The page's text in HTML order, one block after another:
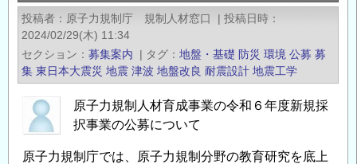
学
院
理
工
学
研
科
投稿者 原子力規制庁 規制人材窓口 | 投稿日時
2024/02/29(木) 11:34
セクション
募集案内 | タグ 地盤・基礎 防災 環境 公募 募
集 東日本大震災 地震 津波 地盤改良 耐震設計 地震工学
原子力規制人材育成事業の令和６年度新規採
択事業の公募について
原子力規制庁では、原子力規制分野の教育研究を底上